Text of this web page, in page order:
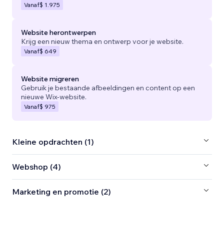
Vanaf$ 1.975
Website herontwerpen
Krijg een nieuw thema en ontwerp voor je website.
Vanaf$ 649
Website migreren
Gebruik je bestaande afbeeldingen en content op een
nieuwe Wix-website.
Vanaf$ 975
Kleine opdrachten (1)
Webshop (4)
Marketing en promotie (2)